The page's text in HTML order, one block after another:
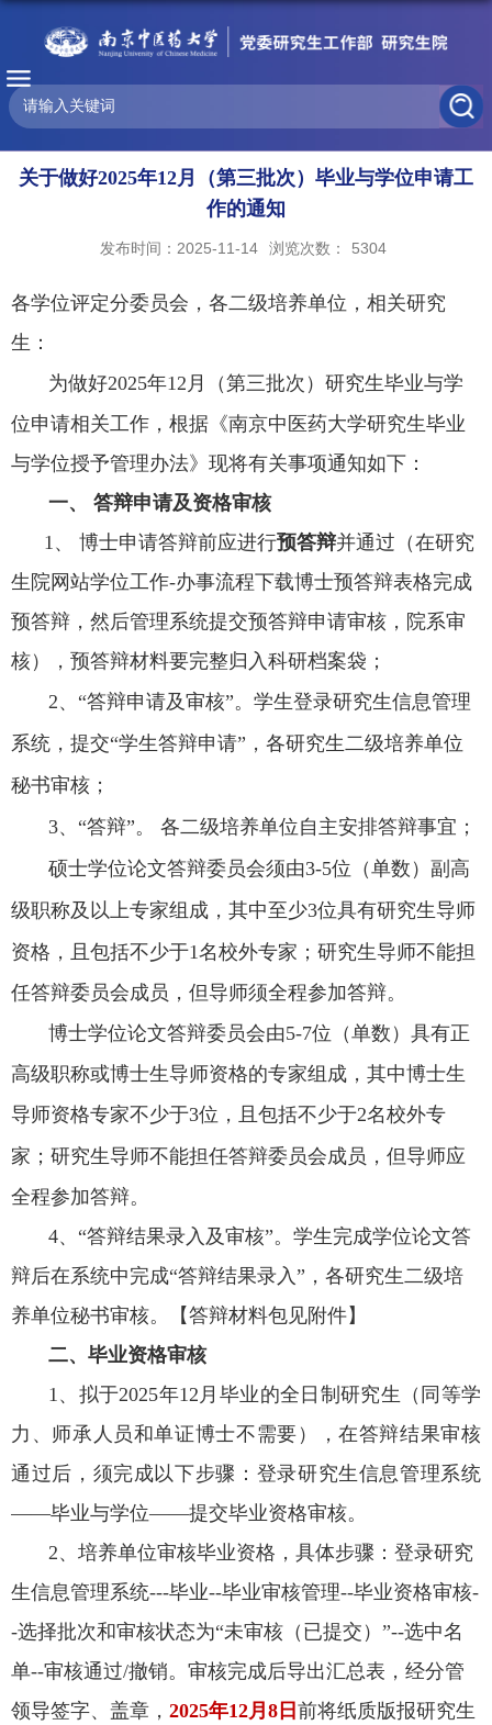
关于做好2025年12月（第三批次）毕业与学位申请工
作的通知
发布时间：2025-11-14 浏览次数： 5304
各学位评定分委员会，各二级培养单位，相关研究
生：
为做好2025年12 月（第三批次）研究生毕业与学
位申请相关工作，根据《南京中医药大学研究生毕业
与学位授予管理办法》现将有关事项通知如下：
一、 答辩申请及资格审核
1、 博士申请答辩前应进行预答辩并通过（在研究
生院网站学位工作-办事流程下载博士预答辩表格完成
预答辩，然后管理系统提交预答辩申请审核，院系审
核），预答辩材料要完整归入科研档案袋；
2、 “答辩申请及审核”。学生登录研究生信息管理
系统，提交“学生答辩申请”，各研究生二级培养单位
秘书审核 ；
3、 “答辩”。 各二级培养单位自主安排答辩事宜 ；
硕士学位论文答辩委员会须由3-5位 （单数 ） 副高
级职称及以上专家组成，其中至少3位具有研究生导师
资格，且包括不少于1名校外专家 ； 研究生导师不能担
任答辩委员会成员，但导师须全程参加答辩。
博士学位论文答辩委员会由5-7位 （单数 ） 具有正
高级职称或博士生导师资格的专家组成，其中博士生
导师资格专家不少于3位 ，且包括不少于2名校外专
家 ； 研究生导师不能担任答辩委员会成员，但导师应
全程参加答辩。
4、 “答辩结果录入及审核”。学生完成学位论文答
辩后在系统中完成“答辩结果录入”，各研究生二级培
养单位秘书审核。
【答辩材料包见附件】
二、毕业资格审核
1、拟于2025年12月毕业的全日制研究生（同等学
力、师承人员和单证博士不需要），在答辩结果审核
通过后，须完成以下步骤： 登录研究生信息管理系统
——毕业与学位——提交毕业资格审核。
2、 培养单位审核毕业资格，具体步骤：登录研究
生信息管理系统---毕业--毕业审核管理--毕业资格审核-
-选择批次和审核状态为“未审核（已提交）”--选中名
单--审核通过/撤销。审核完成后导出汇总表 ，经分管
领导签字、盖章 ， 2025年12月8日 前将纸质版报研究生